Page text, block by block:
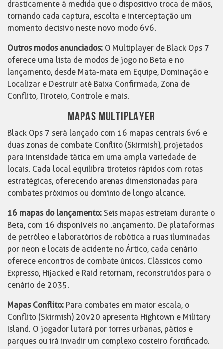
drasticamente à medida que o dispositivo troca de mãos,
tornando cada captura, escolta e interceptação um
momento decisivo neste novo modo 6v6.
Outros modos anunciados: O Multiplayer de Black Ops 7
oferece uma lista de modos de jogo no Beta e no
lançamento, desde Mata-mata em Equipe, Dominação e
Localizar e Destruir até Baixa Confirmada, Zona de
Conflito, Tiroteio, Controle e mais.
MAPAS MULTIPLAYER
Black Ops 7 será lançado com 16 mapas centrais 6v6 e
duas zonas de combate Conflito (Skirmish), projetados
para intensidade tática em uma ampla variedade de
locais. Cada local equilibra tiroteios rápidos com rotas
estratégicas, oferecendo arenas dimensionadas para
combates próximos ou domínio de longo alcance.
16 mapas do lançamento: Seis mapas estreiam durante o
Beta, com 16 disponíveis no lançamento. De plataformas
de petróleo e laboratórios de robótica a ruas iluminadas
por neon e locais de acidente no Ártico, cada cenário
oferece encontros de combate únicos. Clássicos como
Expresso, Hijacked e Raid retornam, reconstruídos para o
cenário de 2035.
Mapas Conflito: Para combates em maior escala, o
Conflito (Skirmish) 20v20 apresenta Hightown e Military
Island. O jogador lutará por torres urbanas, pátios e
parques ou irá invadir um complexo costeiro fortificado.